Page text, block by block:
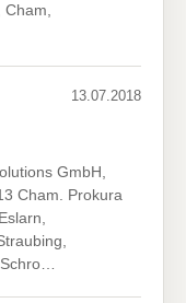
13.07.2018
GmbH,
Cham. Prokura